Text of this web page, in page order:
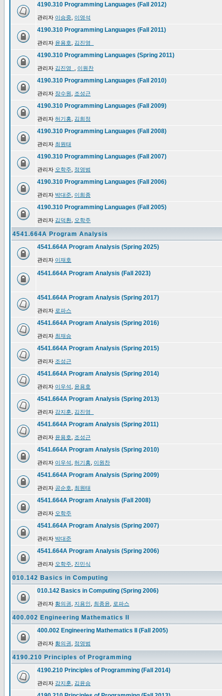
4190.310 Programming Languages (Fall 2012)
관리자 이승중 이영석
4190.310 Programming Languages (Fall 2011)
관리자 윤용호 김진영_
4190.310 Programming Languages (Spring 2011)
관리자 김진영_ 이원찬
4190.310 Programming Languages (Fall 2010)
관리자 장수원 조성근
4190.310 Programming Languages (Fall 2009)
관리자 허기홍 김희정
4190.310 Programming Languages (Fall 2008)
관리자 최원태
4190.310 Programming Languages (Fall 2007)
관리자 오학주 정영범
4190.310 Programming Languages (Fall 2006)
관리자 박대준 이희종
4190.310 Programming Languages (Fall 2005)
관리자 김덕환 오학주
4541.664A Program Analysis
4541.664A Program Analysis (Spring 2025)
관리자 이재호
4541.664A Program Analysis (Fall 2023)
4541.664A Program Analysis (Spring 2017)
관리자 로파스
4541.664A Program Analysis (Spring 2016)
관리자 최재승
4541.664A Program Analysis (Spring 2015)
관리자 조성근
4541.664A Program Analysis (Spring 2014)
관리자 이우석 윤용호
4541.664A Program Analysis (Spring 2013)
관리자 강지훈 김진영_
4541.664A Program Analysis (Spring 2011)
관리자 윤용호 조성근
4541.664A Program Analysis (Spring 2010)
관리자 이우석 허기홍 이원찬
4541.664A Program Analysis (Spring 2009)
관리자 공순호 최원태
4541.664A Program Analysis (Fall 2008)
관리자 오학주
4541.664A Program Analysis (Spring 2007)
관리자 박대준
4541.664A Program Analysis (Spring 2006)
관리자 오학주 진민식
010.142 Basics in Computing
010.142 Basics in Computing (Spring 2006)
관리자 황의권 지용인 최종윤 로파스
400.002 Engineering Mathematics II
400.002 Engineering Mathematics II (Fall 2005)
관리자 황의권 정영범
4190.210 Principles of Programming
4190.210 Principles of Programming (Fall 2014)
관리자 강지훈 김윤승